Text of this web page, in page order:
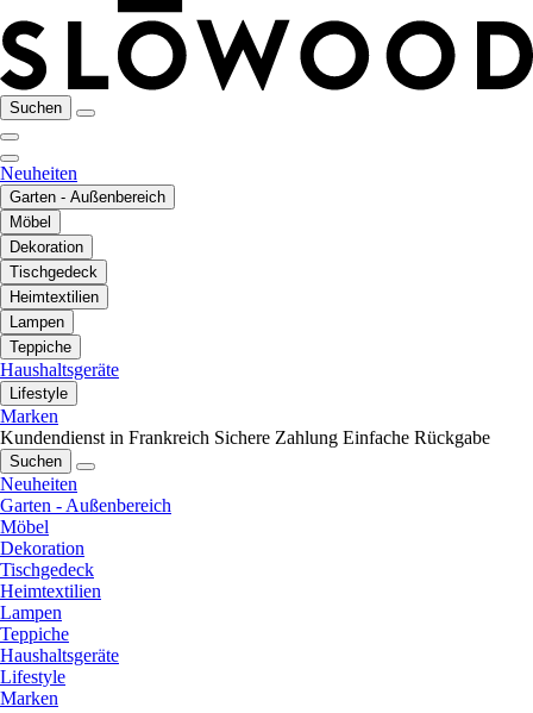
Suchen
Neuheiten
Garten - Außenbereich
Möbel
Dekoration
Tischgedeck
Heimtextilien
Lampen
Teppiche
Haushaltsgeräte
Lifestyle
Marken
Kundendienst in Frankreich Sichere Zahlung Einfache Rückgabe
Suchen
Neuheiten
Garten - Außenbereich
Möbel
Dekoration
Tischgedeck
Heimtextilien
Lampen
Teppiche
Haushaltsgeräte
Lifestyle
Marken